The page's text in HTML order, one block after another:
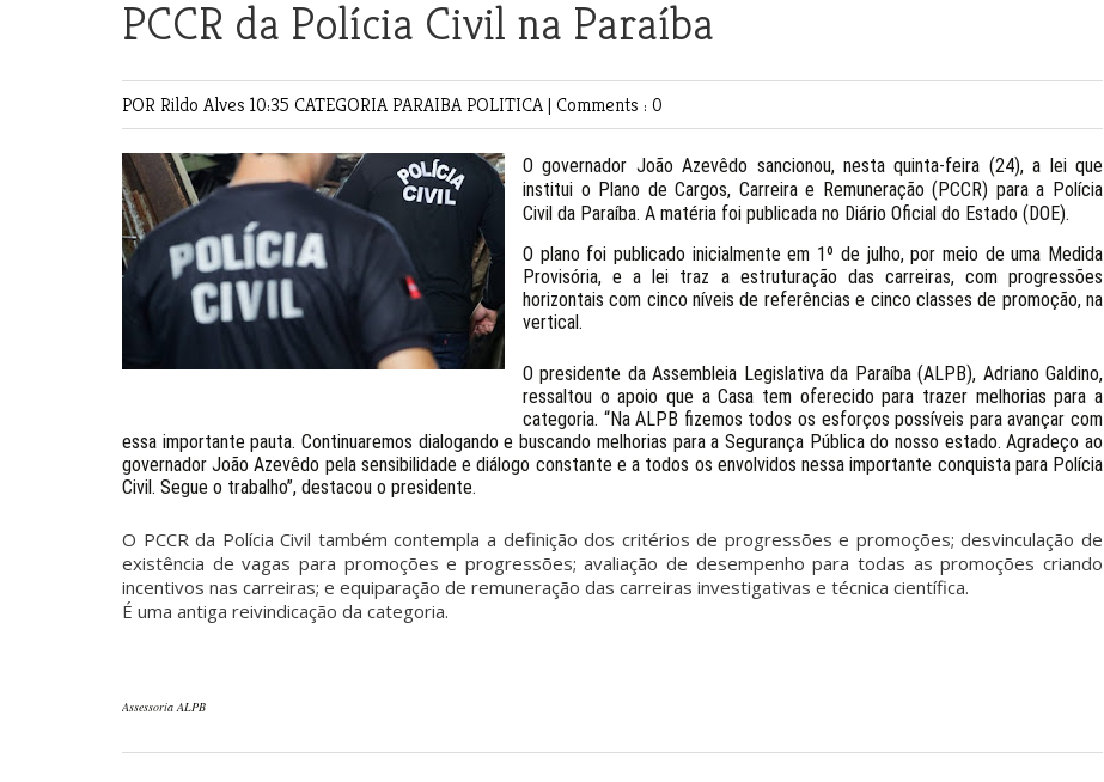
PCCR da Polícia Civil na Paraíba
POR Rildo Alves 10:35 CATEGORIAPARAIBAPOLITICA| Comments : 0
O governador João Azevêdo sancionou, nesta quinta-feira (24), a lei que
institui o Plano de Cargos, Carreira e Remuneração (PCCR) para a Polícia
Civil da Paraíba. A matéria foi publicada no Diário Oficial do Estado (DOE).
O plano foi publicado inicialmente em 1º de julho, por meio de uma Medida
Provisória, e a lei traz a estruturação das carreiras, com progressões
horizontais com cinco níveis de referências e cinco classes de promoção, na
vertical.
O presidente da Assembleia Legislativa da Paraíba (ALPB), Adriano Galdino,
ressaltou o apoio que a Casa tem oferecido para trazer melhorias para a
categoria. “Na ALPB fizemos todos os esforços possíveis para avançar com
essa importante pauta. Continuaremos dialogando e buscando melhorias para a Segurança Pública do nosso estado. Agradeço ao
governador João Azevêdo pela sensibilidade e diálogo constante e a todos os envolvidos nessa importante conquista para Polícia
Civil. Segue o trabalho”, destacou o presidente.
O PCCR da Polícia Civil também contempla a definição dos critérios de progressões e promoções; desvinculação de
existência de vagas para promoções e progressões; avaliação de desempenho para todas as promoções criando
incentivos nas carreiras; e equiparação de remuneração das carreiras investigativas e técnica científica.
É uma antiga reivindicação da categoria.
Assessoria ALPB